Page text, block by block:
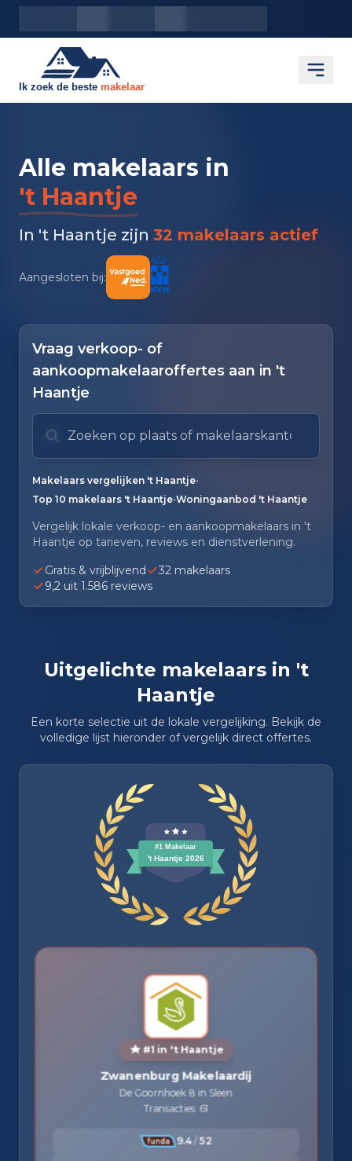
Alle makelaars in
't Haantje
In 't Haantje zijn 32 makelaars actief
Aangesloten bij:
Vraag verkoop- of
aankoopmakelaaroffertes aan in 't
Haantje
Zoek op plaats of makelaarskantoor
Typ om te zoeken. Gebruik pijl omlaag en pijl
Makelaars vergelijken 't Haantje•
Top 10 makelaars 't Haantje•Woningaanbod 't Haantje
Vergelijk lokale verkoop- en aankoopmakelaars in 't
Haantje op tarieven, reviews en dienstverlening.
Gratis & vrijblijvend
32 makelaars
9,2 uit 1.586 reviews
Uitgelichte makelaars in 't
Haantje
Een korte selectie uit de lokale vergelijking. Bekijk de
volledige lijst hieronder of vergelijk direct offertes.
#1 in 't Haantje
Zwanenburg Makelaardij
De Goornhoek 8 in Sleen
Transacties: 61
9.4 / 52